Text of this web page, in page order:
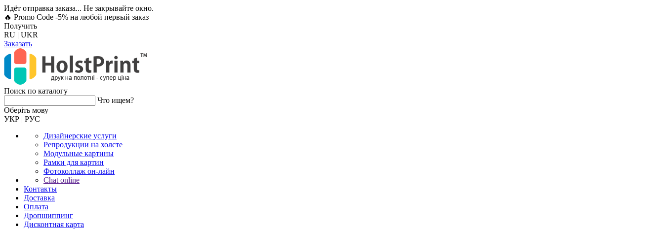
Идёт отправка заказа... Не закрывайте окно.
🔥 Promo Code -5% на любой первый заказ
Получить
RU | UKR
Заказать
Поиск по каталогу
Что ищем?
Оберiть мову
УКР | РУС
Дизайнерские услуги
Репродукции на холсте
Модульные картины
Рамки для картин
Фотоколлаж он-лайн
Chat online
Контакты
Доставка
Оплата
Дропшиппинг
Дисконтная карта